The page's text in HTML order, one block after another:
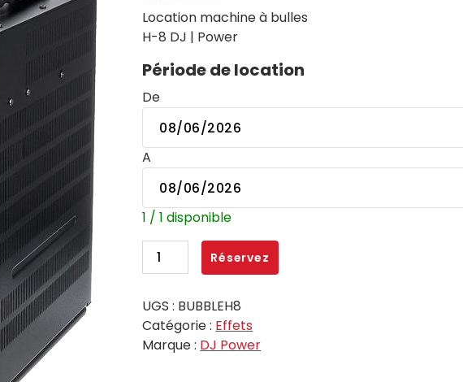
Location machine à bulles
H-8 DJ | Power
Période de location
De
A
1 / 1 disponible
quantité
de
à
bulles
gros
Réservez
UGS : BUBBLEH8
Catégorie : Effets
Marque : DJ Power